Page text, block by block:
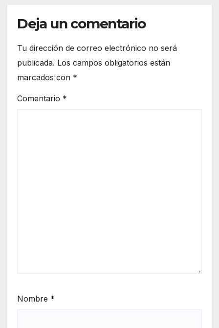
Deja un comentario
Tu dirección de correo electrónico no será
publicada. Los campos obligatorios están
marcados con *
Comentario *
Nombre *